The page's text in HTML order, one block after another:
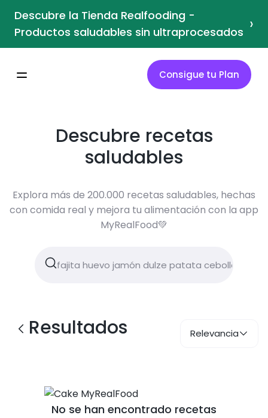
Descubre la Tienda Realfooding -
Productos saludables sin ultraprocesados ›
Consigue tu Plan
Descubre recetas
saludables
Explora más de 200.000 recetas saludables, hechas
con comida real y mejora tu alimentación con la app
MyRealFood💚
Resultados Relevancia
No se han encontrado recetas